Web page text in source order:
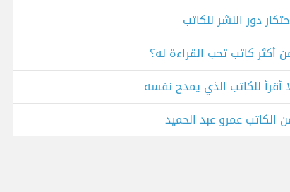
دور النشر للكاتب
أكثر كاتب تحب القراءة له؟
أقرأ للكاتب الذي يمدح نفسه
الكاتب عمرو عبد الحميد